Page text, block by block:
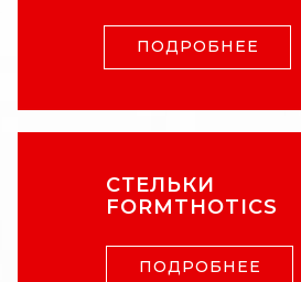
ПОДРОБНЕЕ
СТЕЛЬКИ
FORMTHOTICS
ПОДРОБНЕЕ